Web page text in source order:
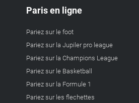
Paris en ligne
Pariez sur le foot
Pariez sur la Jupiler pro league
Pariez sur la Champions League
Pariez sur le Basketball
Pariez sur la Formule 1
Pariez sur les flechettes